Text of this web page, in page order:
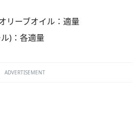
リーブオイル：適量
)：各適量
ADVERTISEMENT